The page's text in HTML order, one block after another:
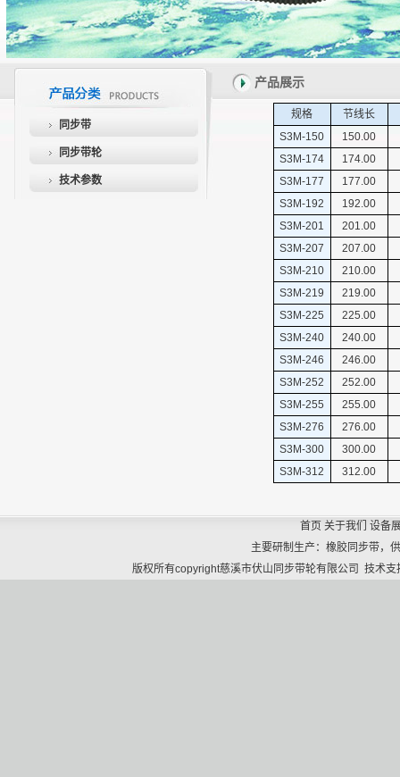
同步带
同步带轮
技术参数
产品展示
规格
节线长
S3M-150
150.00
S3M-174
174.00
S3M-177
177.00
S3M-192
192.00
S3M-201
201.00
S3M-207
207.00
S3M-210
210.00
S3M-219
219.00
S3M-225
225.00
S3M-240
240.00
S3M-246
246.00
S3M-252
252.00
S3M-255
255.00
S3M-276
276.00
S3M-300
300.00
S3M-312
312.00
首页 关于我们 设备
主要研制生产：橡胶同步带，
版权所有copyright慈溪市伏山同步带轮有限公司 技术